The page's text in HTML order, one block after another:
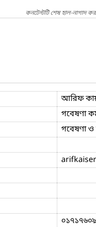
কনটেন্টটি শেষ হাল-নাগাদ
আরিফ
গবেষণা
গবেষণা ও